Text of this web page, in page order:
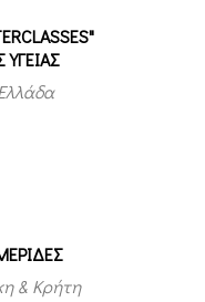
ΥΓΕΙΑΣ
& Κρήτη